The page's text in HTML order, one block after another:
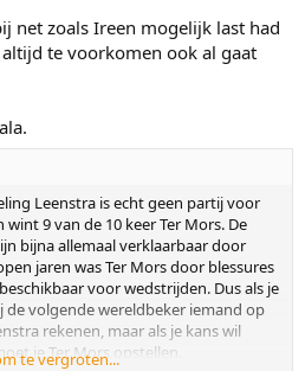
net zoals Ireen mogelijk last had
te voorkomen ook al gaat
Leenstra is echt geen partij voor
wint 9 van de 10 keer Ter Mors. De
bijna allemaal verklaarbaar door
jaren was Ter Mors door blessures
voor wedstrijden. Dus als je
de volgende wereldbeker iemand op
rekenen, maar als je kans wil
je Ter Mors opstellen.
te vergroten...